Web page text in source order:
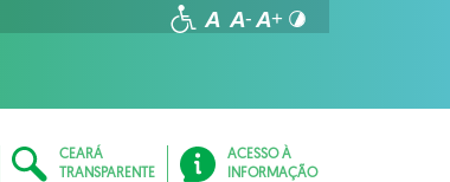
CEARÁ
TRANSPARENTE
ACESSO À
INFORMAÇÃO